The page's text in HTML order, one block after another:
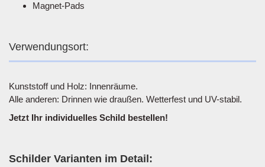
Magnet-Pads
Verwendungsort:
Kunststoff und Holz: Innenräume.
Alle anderen: Drinnen wie draußen. Wetterfest und UV-stabil.
Jetzt Ihr individuelles Schild bestellen!
Schilder Varianten im Detail: